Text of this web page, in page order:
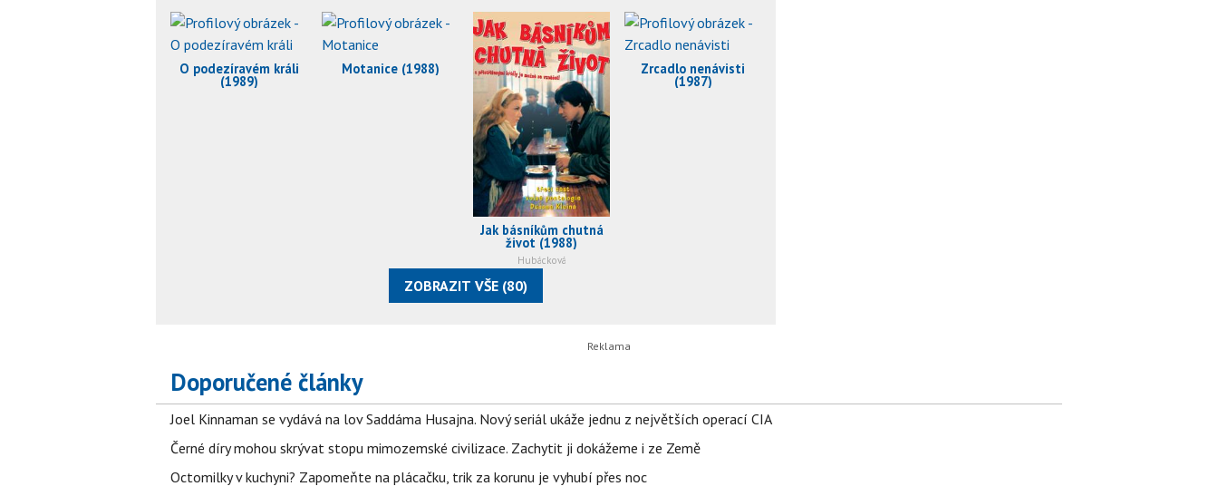
O podezíravém králi
(1989)
Motanice (1988)
Jak básníkům chutná
život (1988)
Hubácková
Zrcadlo nenávisti
(1987)
ZOBRAZIT VŠE (80)
Doporučené články
Joel Kinnaman se vydává na lov Saddáma Husajna. Nový seriál ukáže jednu z největších operací CIA
Černé díry mohou skrývat stopu mimozemské civilizace. Zachytit ji dokážeme i ze Země
Octomilky v kuchyni? Zapomeňte na plácačku, trik za korunu je vyhubí přes noc